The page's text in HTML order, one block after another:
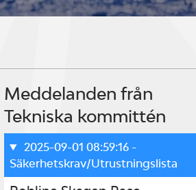
Meddelanden från
Tekniska kommittén
2025-09-01 08:59:16-
Säkerhetskrav/Utrustningslista